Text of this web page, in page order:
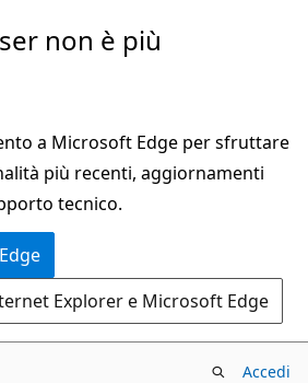
non è più
a Microsoft Edge per sfruttare
più recenti, aggiornamenti
tecnico.
Explorer e Microsoft Edge
Accedi